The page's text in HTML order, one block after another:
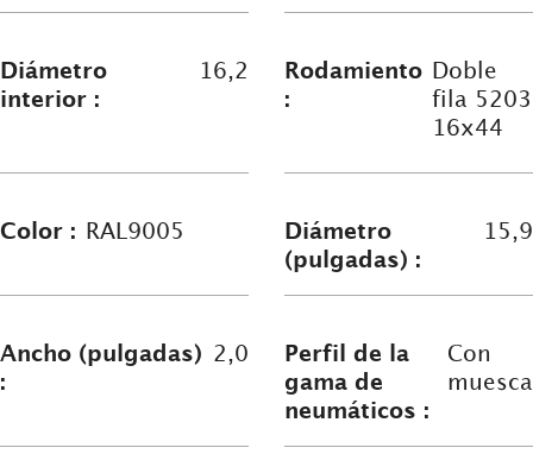
Diámetro
interior :
16,2
Rodamiento
:
Doble
fila 5203
16x44
Color : RAL9005
Diámetro
(pulgadas) :
15,9
Ancho (pulgadas)
:
2,0
Perfil de la
gama de
neumáticos :
Con
muesca